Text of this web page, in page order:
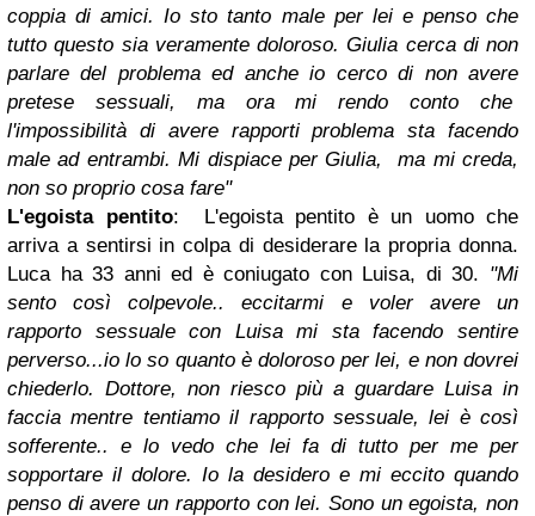
coppia di amici. Io sto tanto male per lei e penso che
tutto questo sia veramente doloroso. Giulia cerca di non
parlare del problema ed anche io cerco di non avere
pretese sessuali, ma ora mi rendo conto che
l'impossibilità di avere rapporti problema sta facendo
male ad entrambi. Mi dispiace per Giulia, ma mi creda,
non so proprio cosa fare"
L'egoista pentito: L'egoista pentito è un uomo che
arriva a sentirsi in colpa di desiderare la propria donna.
Luca ha 33 anni ed è coniugato con Luisa, di 30. "Mi
sento così colpevole.. eccitarmi e voler avere un
rapporto sessuale con Luisa mi sta facendo sentire
perverso...io lo so quanto è doloroso per lei, e non dovrei
chiederlo. Dottore, non riesco più a guardare Luisa in
faccia mentre tentiamo il rapporto sessuale, lei è così
sofferente.. e lo vedo che lei fa di tutto per me per
sopportare il dolore. Io la desidero e mi eccito quando
penso di avere un rapporto con lei. Sono un egoista, non